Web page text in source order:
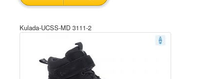
Kulada-UCSS-MD 3111-2